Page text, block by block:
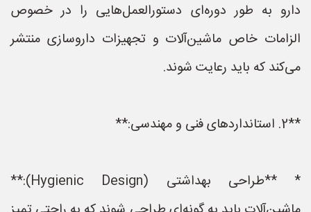
دارو به طور دوره‌ای دستورالعمل‌هایی را در خصوص
الزامات خاص ماشین‌آلات و تجهیزات داروسازی منتشر
می‌کند که باید رعایت شوند.
**2. استانداردهای فنی و مهندسی:**
* **طراحی بهداشتی (Hygienic Design):**